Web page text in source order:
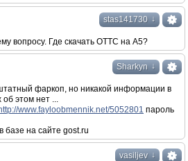
stas141730 ↓
вопросу. Где скачать ОТТС на А5?
Sharkyn ↓
фаркоп, но никакой информации в
об этом нет ...
http://www.fayloobmennik.net/5052801 пароль
на сайте gost.ru
vasiljev ↓